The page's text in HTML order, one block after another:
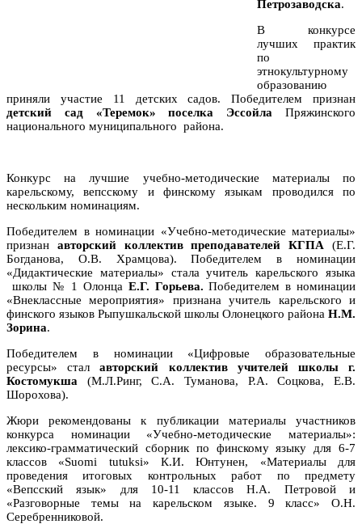
Петрозаводска.
В конкурсе
лучших практик
по
этнокультурному
образованию
приняли участие 11 детских садов. Победителем признан
детский сад «Теремок» поселка Эссойла Пряжинского
национального муниципального района.
Конкурс на лучшие учебно-методические материалы по
карельскому, вепсскому и финскому языкам проводился по
нескольким номинациям.
Победителем в номинации «Учебно-методические материалы»
признан авторский коллектив преподавателей КГПА (Е.Г.
Богданова, О.В. Храмцова). Победителем в номинации
«Дидактические материалы» стала учитель карельского языка
школы № 1 Олонца Е.Г. Горьева.Победителем в номинации
«Внеклассные мероприятия» признана учитель карельского и
финского языков Рыпушкальской школы Олонецкого района Н.М.
Зорина.
Победителем в номинации «Цифровые образовательные
ресурсы» сталавторский коллективучителей школы г.
Костомукша (М.Л.Ринг, С.А. Туманова, Р.А. Соцкова, Е.В.
Шорохова).
Жюри рекомендованы к публикации материалы участников
конкурса номинации «Учебно-методические материалы»:
лексико-грамматический сборник по финскому языку для 6-7
классов «Suomi tutuksi» К.И. Юнтунен, «Материалы для
проведения итоговых контрольных работ по предмету
«Вепсский язык» для 10-11 классов Н.А. Петровой и
«Разговорные темы на карельском языке. 9 класс» О.Н.
Серебренниковой.